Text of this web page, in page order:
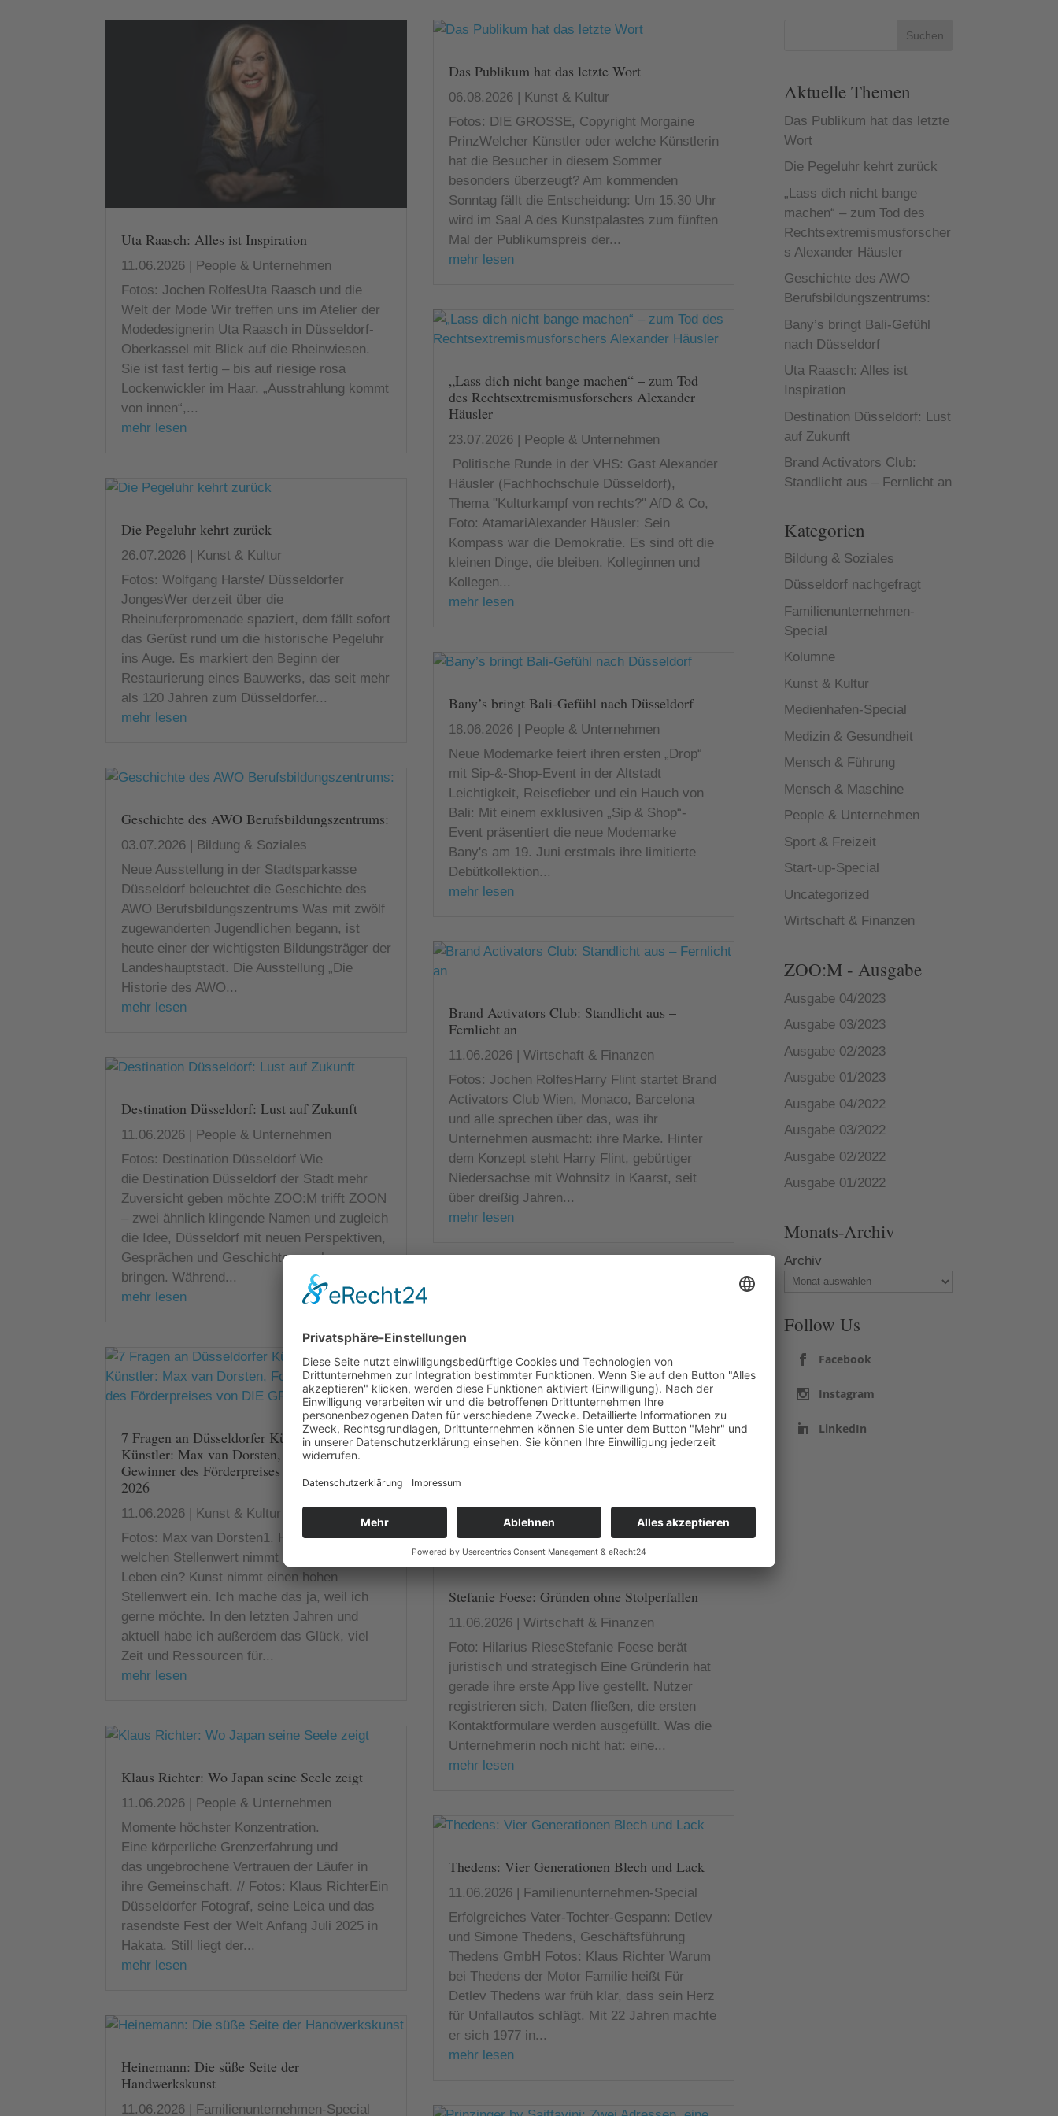
Uta Raasch: Alles ist Inspiration
11.06.2026 | People & Unternehmen
Fotos: Jochen RolfesUta Raasch und die
Welt der Mode Wir treffen uns im Atelier der
Modedesignerin Uta Raasch in Düsseldorf-
Oberkassel mit Blick auf die Rheinwiesen.
Sie ist fast fertig – bis auf riesige rosa
Lockenwickler im Haar. „Ausstrahlung kommt
von innen“,...
mehr lesen
Die Pegeluhr kehrt zurück
26.07.2026 | Kunst & Kultur
Fotos: Wolfgang Harste/ Düsseldorfer
JongesWer derzeit über die
Rheinuferpromenade spaziert, dem fällt sofort
das Gerüst rund um die historische Pegeluhr
ins Auge. Es markiert den Beginn der
Restaurierung eines Bauwerks, das seit mehr
als 120 Jahren zum Düsseldorfer...
mehr lesen
Geschichte des AWO Berufsbildungszentrums:
03.07.2026 | Bildung & Soziales
Neue Ausstellung in der Stadtsparkasse
Düsseldorf beleuchtet die Geschichte des
AWO Berufsbildungszentrums Was mit zwölf
zugewanderten Jugendlichen begann, ist
heute einer der wichtigsten Bildungsträger der
Landeshauptstadt. Die Ausstellung „Die
Historie des AWO...
mehr lesen
Destination Düsseldorf: Lust auf Zukunft
11.06.2026 | People & Unternehmen
Fotos: Destination Düsseldorf Wie
die Destination Düsseldorf der Stadt mehr
Zuversicht geben möchte ZOO:M trifft ZOON
– zwei ähnlich klingende Namen und zugleich
die Idee, Düsseldorf mit neuen Perspektiven,
Gesprächen und Geschichten nach vorne zu
bringen. Während...
mehr lesen
7 Fragen an Düsseldorfer Künstlerinnen und
Künstler: Max van Dorsten, Fotograf und
Gewinner des Förderpreises von DIE GROSSE
2026
11.06.2026 | Kunst & Kultur
Fotos: Max van Dorsten1. Herr van Dorsten,
welchen Stellenwert nimmt Kunst in Ihrem
Leben ein? Kunst nimmt einen hohen
Stellenwert ein. Ich mache das ja, weil ich
gerne möchte. In den letzten Jahren und
aktuell habe ich außerdem das Glück, viel
Zeit und Ressourcen für...
mehr lesen
Klaus Richter: Wo Japan seine Seele zeigt
11.06.2026 | People & Unternehmen
Momente höchster Konzentration.
Eine körperliche Grenzerfahrung und
das ungebrochene Vertrauen der Läufer in
ihre Gemeinschaft. // Fotos: Klaus RichterEin
Düsseldorfer Fotograf, seine Leica und das
rasendste Fest der Welt Anfang Juli 2025 in
Hakata. Still liegt der...
mehr lesen
Heinemann: Die süße Seite der
Handwerkskunst
11.06.2026 | Familienunternehmen-Special
Das Publikum hat das letzte Wort
06.08.2026| Kunst & Kultur
Fotos: DIE GROSSE, Copyright Morgaine
PrinzWelcher Künstler oder welche Künstlerin
hat die Besucher in diesem Sommer
besonders überzeugt? Am kommenden
Sonntag fällt die Entscheidung: Um 15.30 Uhr
wird im Saal A des Kunstpalastes zum fünften
Mal der Publikumspreis der...
mehr lesen
„Lass dich nicht bange machen“ – zum Tod
des Rechtsextremismusforschers Alexander
Häusler
23.07.2026| People & Unternehmen
Politische Runde in der VHS: Gast Alexander
Häusler (Fachhochschule Düsseldorf),
Thema "Kulturkampf von rechts?" AfD & Co,
Foto: AtamariAlexander Häusler: Sein
Kompass war die Demokratie. Es sind oft die
kleinen Dinge, die bleiben. Kolleginnen und
Kollegen...
mehr lesen
Bany’s bringt Bali-Gefühl nach Düsseldorf
18.06.2026| People & Unternehmen
Neue Modemarke feiert ihren ersten „Drop“
mit Sip-&-Shop-Event in der Altstadt
Leichtigkeit, Reisefieber und ein Hauch von
Bali: Mit einem exklusiven „Sip & Shop“-
Event präsentiert die neue Modemarke
Bany's am 19. Juni erstmals ihre limitierte
Debütkollektion...
mehr lesen
Brand Activators Club: Standlicht aus –
Fernlicht an
11.06.2026| Wirtschaft & Finanzen
Fotos: Jochen RolfesHarry Flint startet Brand
Activators Club Wien, Monaco, Barcelona
und alle sprechen über das, was ihr
Unternehmen ausmacht: ihre Marke. Hinter
dem Konzept steht Harry Flint, gebürtiger
Niedersachse mit Wohnsitz in Kaarst, seit
über dreißig Jahren...
mehr lesen
11.06.2026
Fotos: Susanne Diesner1. Welches sind Ihre
Lieblingsecken oder bevorzugten Viertel und
wo gehen Sie lieber nicht hin?Ich liebe die
Vielseitigkeit, die Düsseldorf bietet. Mit der
Familie fühle ich mich in Gerresheim sehr
Stefanie Foese: Gründen ohne Stolperfallen
11.06.2026| Wirtschaft & Finanzen
Foto: Hilarius RieseStefanie Foese berät
juristisch und strategisch Eine Gründerin hat
gerade ihre erste App live gestellt. Nutzer
registrieren sich, Daten fließen, die ersten
Kontaktformulare werden ausgefüllt. Was die
Unternehmerin noch nicht hat: eine...
mehr lesen
Thedens: Vier Generationen Blech und Lack
11.06.2026|
Familienunternehmen-Special
Erfolgreiches Vater-Tochter-Gespann: Detlev
und Simone Thedens, Geschäftsführung
Thedens GmbH Fotos: Klaus Richter Warum
bei Thedens der Motor Familie heißt Für
Detlev Thedens war früh klar, dass sein Herz
für Unfallautos schlägt. Mit 22 Jahren machte
er sich 1977 in...
mehr lesen
Suchen
Aktuelle Themen
Das Publikum hat das letzte
Wort
Die Pegeluhr kehrt zurück
„Lass dich nicht bange
machen“ – zum Tod des
Rechtsextremismusforscher
s Alexander Häusler
Geschichte des AWO
Berufsbildungszentrums:
Bany’s bringt Bali-Gefühl
nach Düsseldorf
Uta Raasch: Alles ist
Inspiration
Destination Düsseldorf: Lust
auf Zukunft
Brand Activators Club:
Standlicht aus – Fernlicht an
Kategorien
Bildung & Soziales
Düsseldorf nachgefragt
Familienunternehmen-
Special
Kolumne
Kunst & Kultur
Medienhafen-Special
Medizin & Gesundheit
Mensch & Führung
Mensch & Maschine
People & Unternehmen
Sport & Freizeit
Start-up-Special
Uncategorized
Wirtschaft & Finanzen
ZOO:M - Ausgabe
Ausgabe 04/2023
Ausgabe 03/2023
Ausgabe 02/2023
Ausgabe 01/2023
Ausgabe 04/2022
Ausgabe 03/2022
Ausgabe 02/2022
Ausgabe 01/2022
Monats-Archiv
Archiv
Follow Us
Facebook
Instagram
LinkedIn